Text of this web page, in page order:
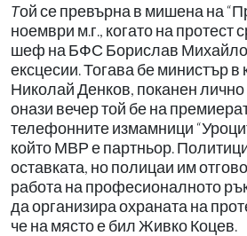
Той се превърна в мишена на
ноември м.г., когато на протест
шеф на БФС Борислав
ексцесии. Тогава бе министър в
Николай Денков, поканен лично
онази вечер той бе на
телефонните измамници
който МВР е партньор.
оставката, но полицаи им
работа на професионалното
да организира охраната на
че на място е бил Живко Коцев.